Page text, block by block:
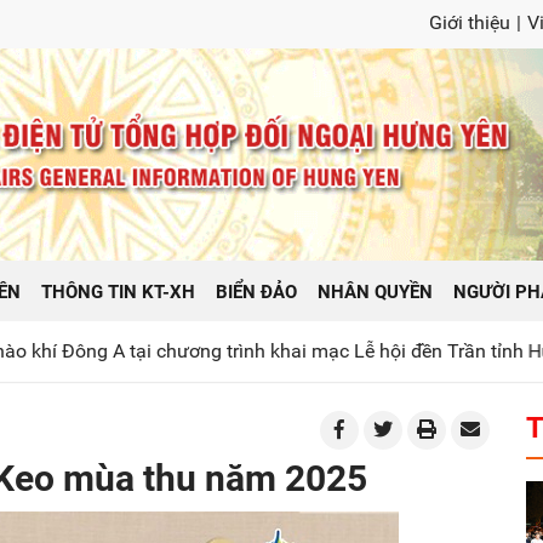
Giới thiệu |
THÔNG TIN KT-XH BIỂN ĐẢO NHÂN QUYỀN NGƯỜI
khai mạc Lễ hội đền Trần tỉnh Hưng Yên năm 2026
mùa thu năm 2025